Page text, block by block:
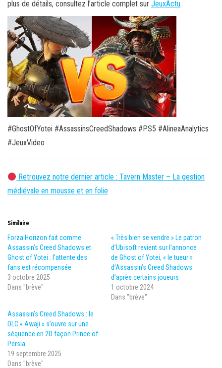
plus de détails, consultez l’article complet sur JeuxActu.
#GhostOfYotei #AssassinsCreedShadows #PS5 #AlineaAnalytics
#JeuxVideo
Retrouvez notre dernier article : Tavern Master – La gestion
médiévale en mousse et en folie
Similaire
Forza Horizon fait comme
Assassin’s Creed Shadows et
Ghost of Yotei : l’attente des
fans est récompensée
3 octobre 2025
Dans "brève"
« Très bien se vendre » Le patron
d’Ubisoft revient sur l’annonce
de Ghost of Yotei, « le tueur »
d’Assassin’s Creed Shadows
d’après certains joueurs
1 octobre 2024
Dans "brève"
Assassin’s Creed Shadows : le
DLC « Awaji » s’ouvre sur une
séquence en 2D façon Prince of
Persia
19 septembre 2025
Dans "brève"